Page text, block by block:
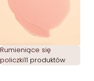
Rumieniące się
policzki11 produktów